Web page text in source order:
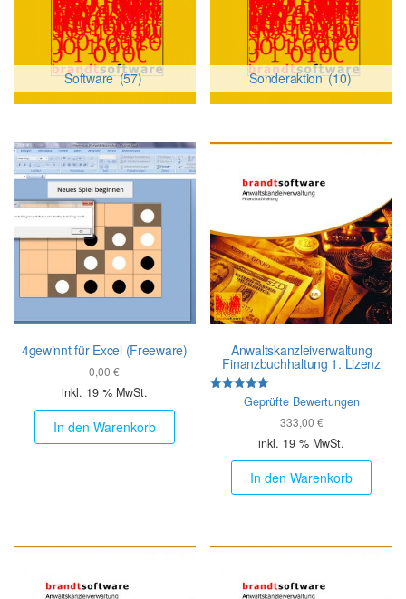
Software(57) Sonderaktion(10)
4gewinnt für Excel (Freeware)
0,00€
inkl. 19 % MwSt.
In den Warenkorb
Anwalts­kanzlei­verwaltung
Finanz­buch­haltung 1. Lizenz
Bewertet mit
5.00Geprüfte Bewertungen
333,00 €
inkl. 19 % MwSt.
In den Warenkorb